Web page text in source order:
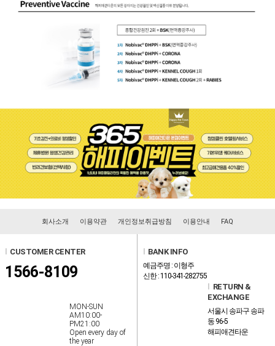
회사소개 이용약관 개인정보취급방침 이용안내 FAQ
CUSTOMER CENTER
1566-8109
MON-SUN
AM10:00-
PM21:00
Open every day of
the year
BANK INFO
예금주명 : 이형주
신한 : 110-341-282755
RETURN &
EXCHANGE
서울시 송파구 송파
동 96-5
해피애견타운